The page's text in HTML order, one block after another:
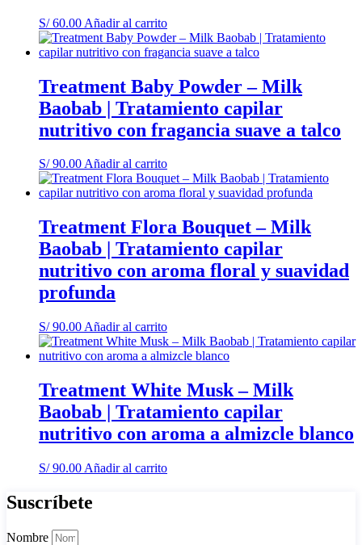
S/60.00 Añadir al carrito
Treatment Baby Powder – Milk
Baobab | Tratamiento capilar
nutritivo con fragancia suave a talco
S/90.00Añadir al carrito
Treatment Flora Bouquet – Milk
Baobab | Tratamiento capilar
nutritivo con aroma floral y suavidad
profunda
S/90.00 Añadir al carrito
Treatment White Musk – Milk
Baobab | Tratamiento capilar
nutritivo con aroma a almizcle blanco
S/90.00 Añadir al carrito
Suscríbete
Nombre